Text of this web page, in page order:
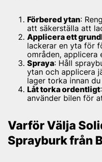
Förbered ytan:
att säkerställa att
Applicera ett
lackerar en yta för
områden, applicera
Spraya: Håll
ytan och applicera
lager torka innan
Låt torka ordentligt
använder bilen för
Varför Välja
Sprayburk från